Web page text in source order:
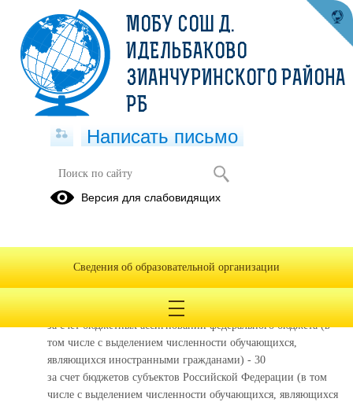
Вакантные места для приема
Реализуемые образовательные программы:
ООП НОО в соответствии с ФОП
за счет бюджетных ассигнований федерального бюджета (в
том числе с выделением численности обучающихся,
являющихся иностранными гражданами) - 30
за счет бюджетов субъектов Российской Федерации (в том
числе с выделением численности обучающихся, являющихся
МОБУ СОШ Д.
ИДЕЛЬБАКОВО
ЗИАНЧУРИНСКОГО РАЙОНА
РБ
Написать письмо
Версия для слабовидящих
Сведения об образовательной организации